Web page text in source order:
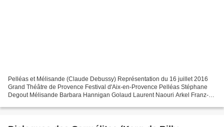
Pelléas et Mélisande (Claude Debussy) Représentation du 16 juillet 2016
Grand Théâtre de Provence Festival d'Aix-en-Provence Pelléas Stéphane
Degout Mélisande Barbara Hannigan Golaud Laurent Naouri Arkel Franz-